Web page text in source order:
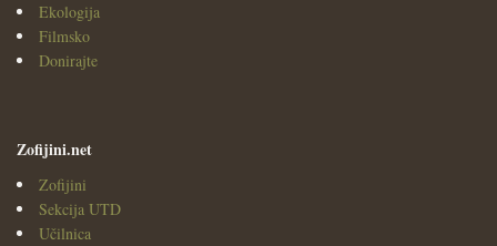
Ekologija
Filmsko
Donirajte
Zofijini.net
Zofijini
Sekcija UTD
Učilnica